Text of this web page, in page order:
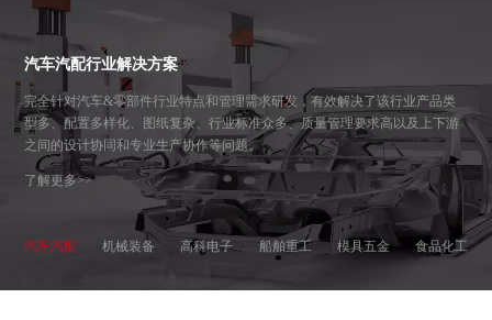
汽车汽配行业解决方案
完全针对汽车&零部件行业特点和管理需求研发，有效解决了该行业产品类
型多、配置多样化、图纸复杂、行业标准众多、质量管理要求高以及上下游
之间的设计协同和专业生产协作等问题。
了解更多>>
汽车汽配 机械装备 高科电子 船舶重工 模具五金 食品化工